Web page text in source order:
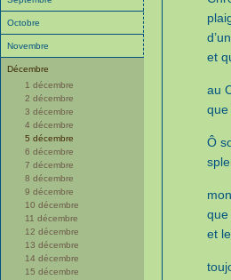
Octobre
Novembre
Décembre
1 décembre
2 décembre
3 décembre
4 décembre
5 décembre
6 décembre
7 décembre
8 décembre
9 décembre
10 décembre
11 décembre
12 décembre
13 décembre
14 décembre
15 décembre
et
au
que
Ô
que
et